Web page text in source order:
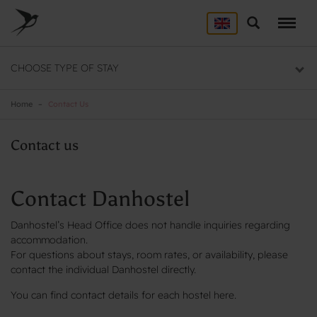
main
Search
CHOOSE TYPE OF STAY
ACCOMMODATION
BACKPACKER
Backpacker section
Home
Contact us
Contact Danhostel
Danhostel’s Head Office does not handle inquiries regarding
accommodation.
For questions about stays, room rates, or availability, please
contact the individual Danhostel directly.
You can find contact details for each hostel here.